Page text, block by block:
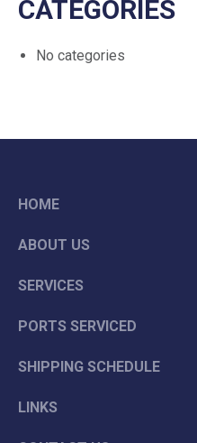
CATEGORIES
No categories
HOME
ABOUT US
SERVICES
PORTS SERVICED
SHIPPING SCHEDULE
LINKS